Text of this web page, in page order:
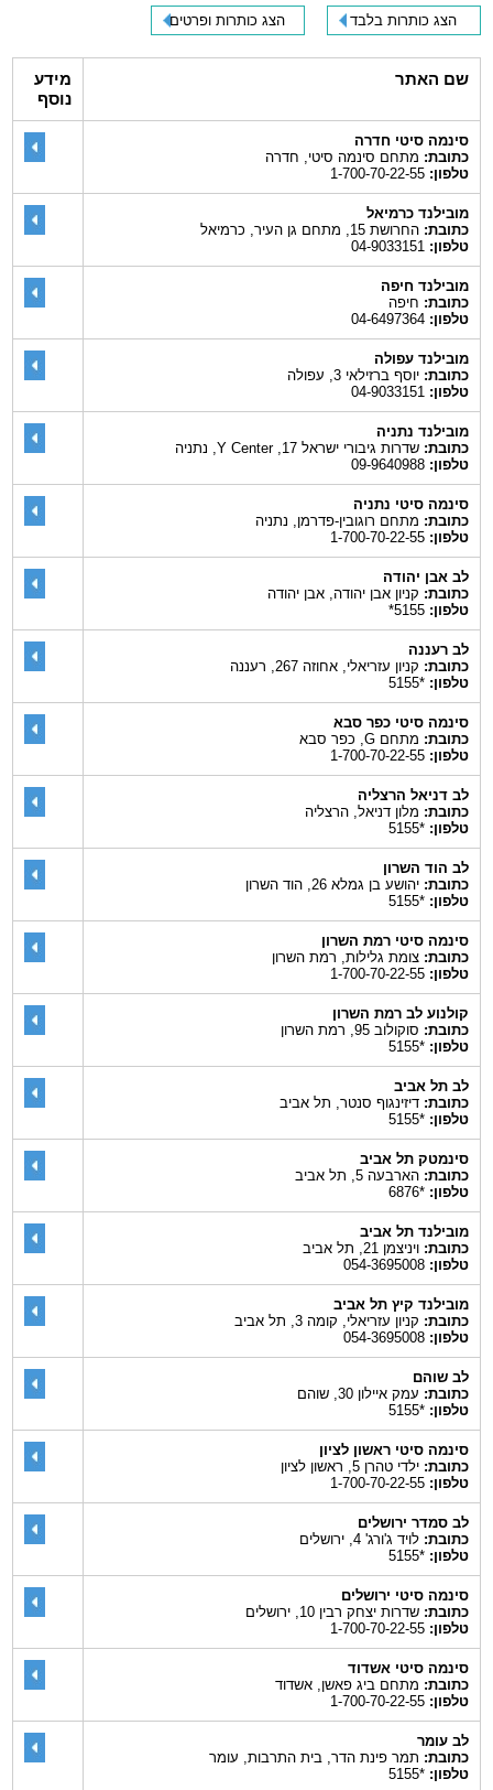
הצג כותרות בלבד הצג כותרות ופרטים
שם האתר
מידע
נוסף
סינמה סיטי חדרה
כתובת:מתחם סינמה סיטי, חדרה
טלפון:1-700-70-22-55
מובילנד כרמיאל
כתובת:החרושת 15, מתחם גן העיר, כרמיאל
טלפון:04-9033151
מובילנד חיפה
כתובת:חיפה
טלפון:04-6497364
מובילנד עפולה
כתובת:יוסף ברזילאי 3, עפולה
טלפון:04-9033151
מובילנד נתניה
כתובת:שדרות גיבורי ישראל 17, Y Center, נתניה
טלפון:09-9640988
סינמה סיטי נתניה
כתובת:מתחם רוגובין-פדרמן, נתניה
טלפון:1-700-70-22-55
לב אבן יהודה
כתובת:קניון אבן יהודה, אבן יהודה
טלפון:5155*
לב רעננה
כתובת:קניון עזריאלי, אחוזה 267, רעננה
טלפון:*5155
סינמה סיטי כפר סבא
כתובת:מתחם G, כפר סבא
טלפון:1-700-70-22-55
לב דניאל הרצליה
כתובת:מלון דניאל, הרצליה
טלפון:*5155
לב הוד השרון
כתובת:יהושע בן גמלא 26, הוד השרון
טלפון:*5155
סינמה סיטי רמת השרון
כתובת:צומת גלילות, רמת השרון
טלפון:1-700-70-22-55
קולנוע לב רמת השרון
כתובת:סוקולוב 95, רמת השרון
טלפון:*5155
לב תל אביב
כתובת:דיזינגוף סנטר, תל אביב
טלפון:*5155
סינמטק תל אביב
כתובת:הארבעה 5, תל אביב
טלפון:*6876
מובילנד תל אביב
כתובת:ויניצמן 21, תל אביב
טלפון:054-3695008
מובילנד קיץ תל אביב
כתובת:קניון עזריאלי, קומה 3, תל אביב
טלפון:054-3695008
לב שוהם
כתובת:עמק איילון 30, שוהם
טלפון:*5155
סינמה סיטי ראשון לציון
כתובת:ילדי טהרן 5, ראשון לציון
טלפון:1-700-70-22-55
לב סמדר ירושלים
כתובת:לויד ג'ורג' 4, ירושלים
טלפון:*5155
סינמה סיטי ירושלים
כתובת:שדרות יצחק רבין 10, ירושלים
טלפון:1-700-70-22-55
סינמה סיטי אשדוד
כתובת:מתחם ביג פאשן, אשדוד
טלפון:1-700-70-22-55
לב עומר
כתובת:תמר פינת הדר, בית התרבות, עומר
טלפון:*5155